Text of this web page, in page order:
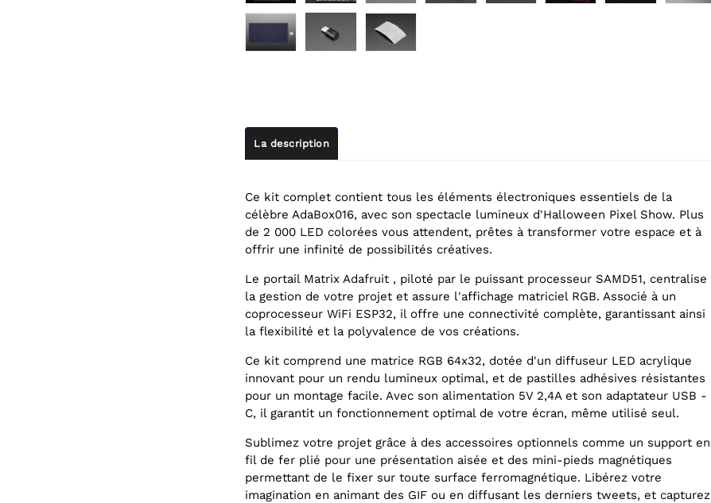
La description
Ce kit complet contient tous les éléments électroniques essentiels de la
célèbre AdaBox016, avec son spectacle lumineux d'Halloween Pixel Show. Plus
de 2 000 LED colorées vous attendent, prêtes à transformer votre espace et à
offrir une infinité de possibilités créatives.
Le portail Matrix Adafruit , piloté par le puissant processeur SAMD51, centralise
la gestion de votre projet et assure l'affichage matriciel RGB. Associé à un
coprocesseur WiFi ESP32, il offre une connectivité complète, garantissant ainsi
la flexibilité et la polyvalence de vos créations.
Ce kit comprend une matrice RGB 64x32, dotée d'un diffuseur LED acrylique
innovant pour un rendu lumineux optimal, et de pastilles adhésives résistantes
pour un montage facile. Avec son alimentation 5V 2,4A et son adaptateur USB -
C, il garantit un fonctionnement optimal de votre écran, même utilisé seul.
Sublimez votre projet grâce à des accessoires optionnels comme un support en
fil de fer plié pour une présentation aisée et des mini-pieds magnétiques
permettant de le fixer sur toute surface ferromagnétique. Libérez votre
imagination en animant des GIF ou en diffusant les derniers tweets, et capturez